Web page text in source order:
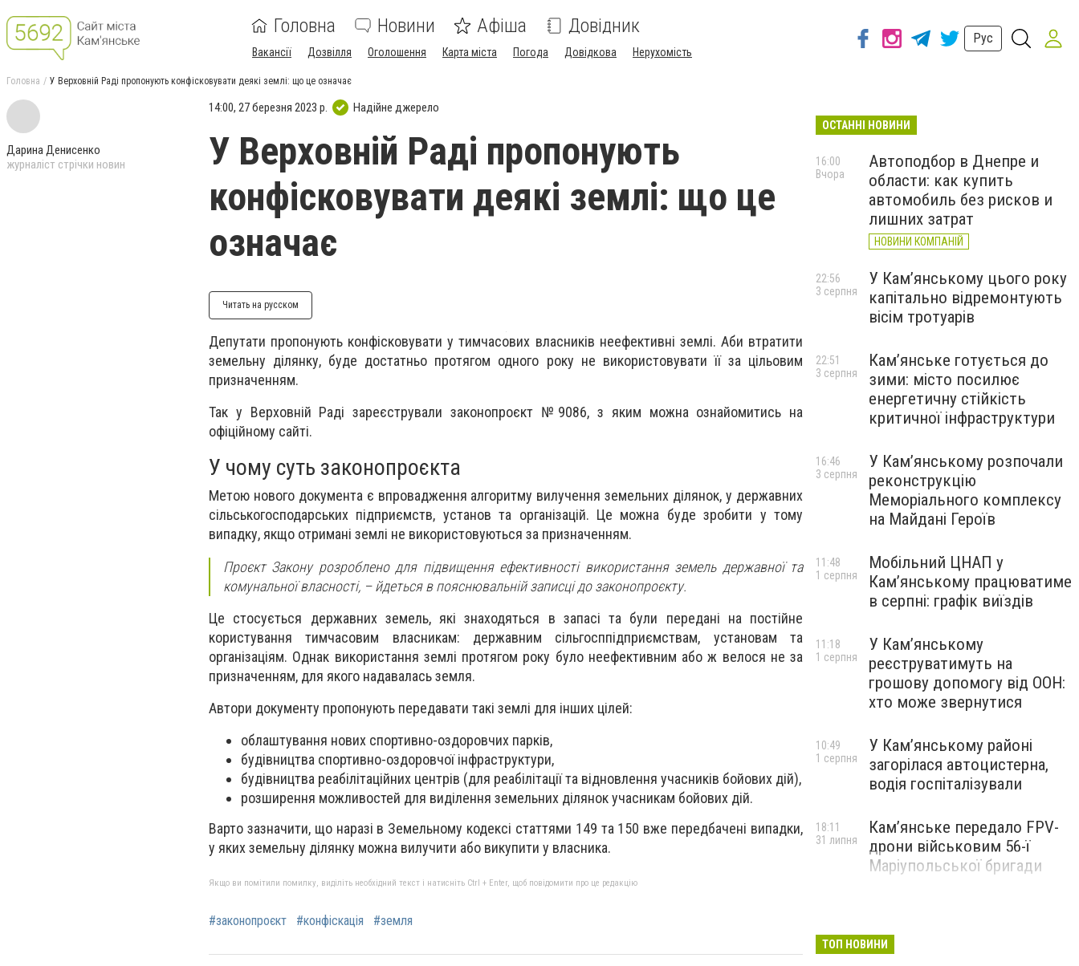
Головна Новини Афіша Довідник
Вакансії Дозвілля Оголошення Карта міста Погода Довідкова Нерухомість
Рус
Головна У Верховній Раді пропонують конфісковувати деякі землі: що це означає
Дарина Денисенко
журналіст стрічки новин
14:00, 27 березня 2023 р. Надійне джерело
У Верховній Раді пропонують
конфісковувати деякі землі: що це
означає
Читать на русском
Депутати пропонують конфісковувати у тимчасових власників неефективні землі. Аби втратити
земельну ділянку, буде достатньо протягом одного року не використовувати її за цільовим
призначенням.
Так у Верховній Раді зареєстрували законопроєкт №9086, з яким можна ознайомитись на
офіційному сайті.
У чому суть законопроєкта
Метою нового документа є впровадження алгоритму вилучення земельних ділянок, у державних
сільськогосподарських підприємств, установ та організацій. Це можна буде зробити у тому
випадку, якщо отримані землі не використовуються за призначенням.
Проєкт Закону розроблено для підвищення ефективності використання земель державної та
комунальної власності, – йдеться в пояснювальній записці до законопроєкту.
Це стосується державних земель, які знаходяться в запасі та були передані на постійне
користування тимчасовим власникам: державним сільгосппідприємствам, установам та
організаціям. Однак використання землі протягом року було неефективним або ж велося не за
призначенням, для якого надавалась земля.
Автори документу пропонують передавати такі землі для інших цілей:
облаштування нових спортивно-оздоровчих парків,
будівництва спортивно-оздоровчої інфраструктури,
будівництва реабілітаційних центрів (для реабілітації та відновлення учасників бойових дій),
розширення можливостей для виділення земельних ділянок учасникам бойових дій.
Варто зазначити, що наразі в Земельному кодексі статтями 149 та 150 вже передбачені випадки,
у яких земельну ділянку можна вилучити або викупити у власника.
Якщо ви помітили помилку, виділіть необхідний текст і натисніть Ctrl + Enter, щоб повідомити про це редакцію
#законопроєкт #конфіскація #земля
ОСТАННІ НОВИНИ
Автоподбор в Днепре и
области: как купить
автомобиль без рисков и
лишних затрат
НОВИНИ КОМПАНІЙ
16:00
Вчора
У Кам’янському цього року
капітально відремонтують
вісім тротуарів
22:56
3 серпня
Кам’янське готується до
зими: місто посилює
енергетичну стійкість
критичної інфраструктури
22:51
3 серпня
У Кам’янському розпочали
реконструкцію
Меморіального комплексу
на Майдані Героїв
16:46
3 серпня
Мобільний ЦНАП у
Кам’янському працюватиме
в серпні: графік виїздів
11:48
1 серпня
У Кам’янському
реєструватимуть на
грошову допомогу від ООН:
хто може звернутися
11:18
1 серпня
У Кам’янському районі
загорілася автоцистерна,
водія госпіталізували
10:49
1 серпня
Кам’янське передало FPV-
дрони військовим 56-ї
Маріупольської бригади
18:11
31 липня
ТОП НОВИНИ